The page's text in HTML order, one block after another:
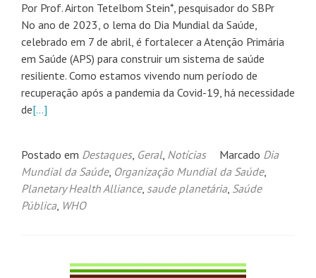
Por Prof. Airton Tetelbom Stein*, pesquisador do SBPr
No ano de 2023, o lema do Dia Mundial da Saúde,
celebrado em 7 de abril, é fortalecer a Atenção Primária
em Saúde (APS) para construir um sistema de saúde
resiliente. Como estamos vivendo num período de
recuperação após a pandemia da Covid-19, há necessidade
de[…]
Postado em Destaques, Geral, Notícias Marcado Dia
Mundial da Saúde, Organização Mundial da Saúde,
Planetary Health Alliance, saude planetária, Saúde
Pública, WHO